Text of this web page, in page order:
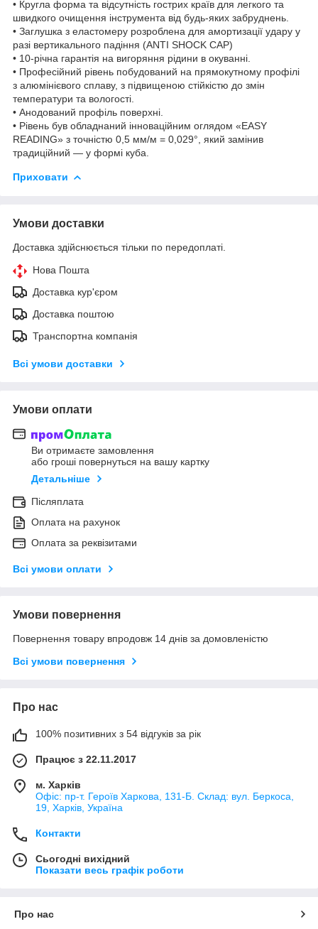
• Кругла форма та відсутність гострих країв для легкого та
швидкого очищення інструмента від будь-яких забруднень.
• Заглушка з еластомеру розроблена для амортизації удару у
разі вертикального падіння (ANTI SHOCK CAP)
• 10-річна гарантія на вигоряння рідини в окуванні.
• Професійний рівень побудований на прямокутному профілі
з алюмінієвого сплаву, з підвищеною стійкістю до змін
температури та вологості.
• Анодований профіль поверхні.
• Рівень був обладнаний інноваційним оглядом «EASY
READING» з точністю 0,5 мм/м = 0,029°, який замінив
традиційний — у формі куба.
Приховати
Умови доставки
Доставка здійснюється тільки по передоплаті.
Нова Пошта
Доставка кур'єром
Доставка поштою
Транспортна компанія
Всі умови доставки
Умови оплати
Ви отримаєте замовлення
або гроші повернуться на вашу картку
Детальніше
Післяплата
Оплата на рахунок
Оплата за реквізитами
Всі умови оплати
Умови повернення
Повернення товару впродовж 14 днів за домовленістю
Всі умови повернення
Про нас
100% позитивних з 54 відгуків за рік
Працює з 22.11.2017
м. Харків
Офіс: пр-т. Героїв Харкова, 131-Б. Склад: вул. Беркоса,
19, Харків, Україна
Контакти
Сьогодні вихідний
Показати весь графік роботи
Про нас